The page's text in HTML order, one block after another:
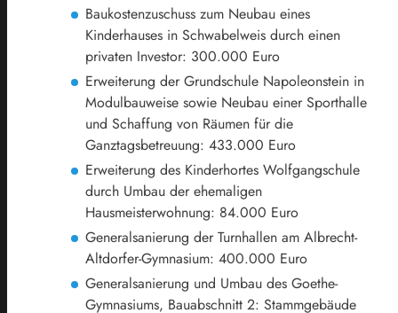
Baukostenzuschuss zum Neubau eines
Kinderhauses in Schwabelweis durch einen
privaten Investor: 300.000 Euro
Erweiterung der Grundschule Napoleonstein in
Modulbauweise sowie Neubau einer Sporthalle
und Schaffung von Räumen für die
Ganztagsbetreuung: 433.000 Euro
Erweiterung des Kinderhortes Wolfgangschule
durch Umbau der ehemaligen
Hausmeisterwohnung: 84.000 Euro
Generalsanierung der Turnhallen am Albrecht-
Altdorfer-Gymnasium: 400.000 Euro
Generalsanierung und Umbau des Goethe-
Gymnasiums, Bauabschnitt 2: Stammgebäude